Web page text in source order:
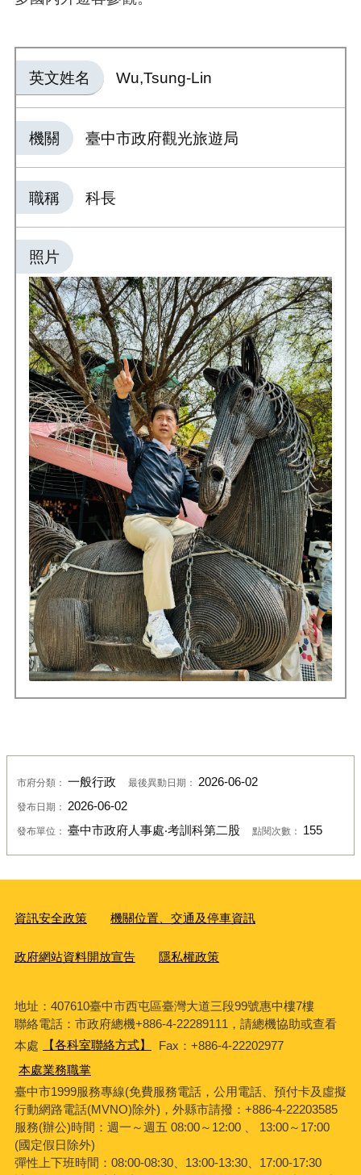
英文姓名 Wu,Tsung-Lin
機關 臺中市政府觀光旅遊局
職稱 科長
照片
市府分類： 一般行政 最後異動日期： 2026-06-02
發布日期： 2026-06-02
發布單位： 臺中市政府人事處‧考訓科第二股 點閱次數： 155
資訊安全政策 機關位置、交通及停車資訊
政府網站資料開放宣告 隱私權政策
地址：407610臺中市西屯區臺灣大道三段99號惠中樓7樓
聯絡電話：市政府總機+886-4-22289111，請總機協助或查看
本處
【各科室聯絡方式】
Fax：+886-4-22202977
本處業務職掌
臺中市1999服務專線(免費服務電話，公用電話、預付卡及虛擬
行動網路電話(MVNO)除外)，外縣市請撥：+886-4-22203585
服務(辦公)時間：週一～週五 08:00～12:00 、 13:00～17:00
(國定假日除外)
彈性上下班時間：08:00-08:30、13:00-13:30、17:00-17:30